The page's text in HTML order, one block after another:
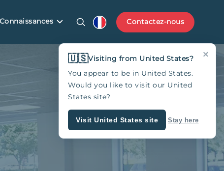
Contactez-nous
×
🇺🇸Visiting from United States?
You appear to be in United States.
Would you like to visit our United
States site?
Visit United States site Stay here